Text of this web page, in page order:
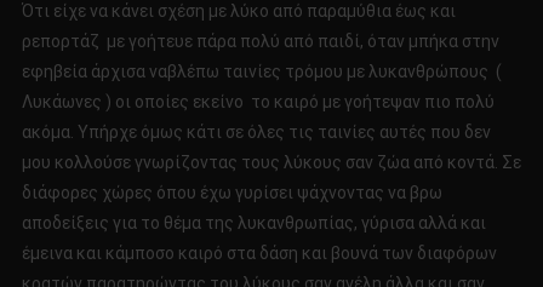
Ότι είχε να κάνει σχέση με λύκο από παραμύθια έως και
ρεπορτάζ με γοήτευε πάρα πολύ από παιδί, όταν μπήκα στην
εφηβεία άρχισα ναβλέπω ταινίες τρόμου με λυκανθρώπους (
Λυκάωνες ) οι οποίες εκείνο το καιρό με γοήτεψαν πιο πολύ
ακόμα. Υπήρχε όμως κάτι σε όλες τις ταινίες αυτές που δεν
μου κολλούσε γνωρίζοντας τους λύκους σαν ζώα από κοντά. Σε
διάφορες χώρες όπου έχω γυρίσει ψάχνοντας να βρω
αποδείξεις για το θέμα της λυκανθρωπίας, γύρισα αλλά και
έμεινα και κάμποσο καιρό στα δάση και βουνά των διαφόρων